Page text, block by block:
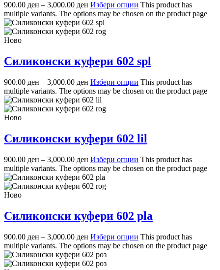
900.00 ден – 3,000.00 ден Избери опции This product has
multiple variants. The options may be chosen on the product page
Ново
Силиконски куфери 602 spl
900.00 ден – 3,000.00 ден Избери опции This product has
multiple variants. The options may be chosen on the product page
Ново
Силиконски куфери 602 lil
900.00 ден – 3,000.00 ден Избери опции This product has
multiple variants. The options may be chosen on the product page
Ново
Силиконски куфери 602 pla
900.00 ден – 3,000.00 ден Избери опции This product has
multiple variants. The options may be chosen on the product page